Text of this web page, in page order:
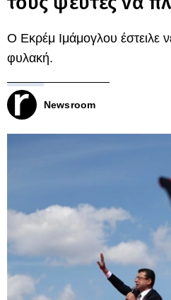
Ο Εκρέμ Ιμάμογλου έστειλε
φυλακή.
Newsroom